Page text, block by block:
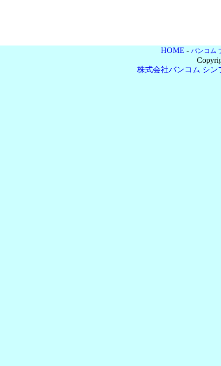
HOME - バンコム
株式会社バンコム シン